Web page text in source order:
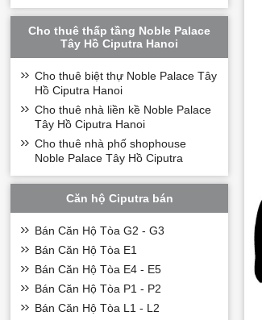
Cho thuê thấp tầng Noble Palace
Tây Hồ Ciputra Hanoi
Cho thuê biệt thự Noble Palace Tây
Hồ Ciputra Hanoi
Cho thuê nhà liền kề Noble Palace
Tây Hồ Ciputra Hanoi
Cho thuê nhà phố shophouse
Noble Palace Tây Hồ Ciputra
Căn hộ Ciputra bán
Bán Căn Hộ Tòa G2 - G3
Bán Căn Hộ Tòa E1
Bán Căn Hộ Tòa E4 - E5
Bán Căn Hộ Tòa P1 - P2
Bán Căn Hộ Tòa L1 - L2